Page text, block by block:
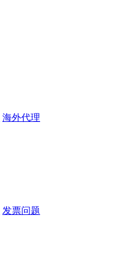
海外代理
发票问题